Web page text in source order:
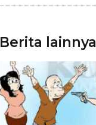
Berita lainnya